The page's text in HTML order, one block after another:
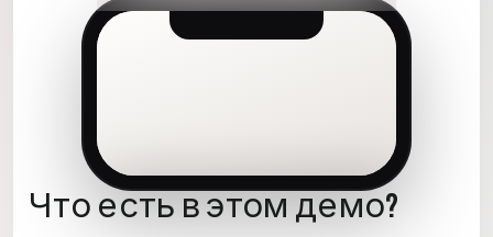
Что есть в этом демо?